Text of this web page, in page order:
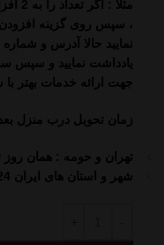
، سپس روی گزینه
نمایید حالا آدرس و
یادداشت نمایید و سپس
جهت ارائه خدمات بهتر با
زمان تحویل درب منزل بعد
تهران و حومه : همان
شهر و استان های ایران 24 الی 72 ساعت